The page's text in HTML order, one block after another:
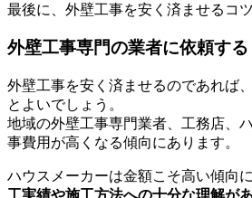
最後に、外壁工事を安く済ませるコ
外壁工事専門の業者に依頼する
外壁工事を安く済ませるのであれば
とよいでしょう。
地域の外壁工事専門業者、工務店、
事費用が高くなる傾向にあります。
ハウスメーカーは金額こそ高い傾向